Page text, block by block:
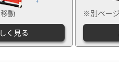
く見る